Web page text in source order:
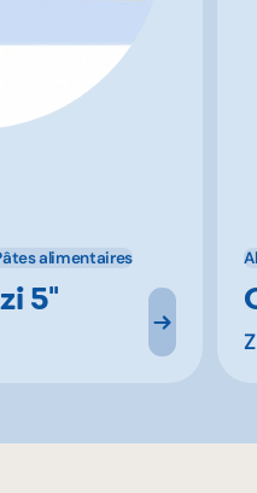
alimentaires
5''